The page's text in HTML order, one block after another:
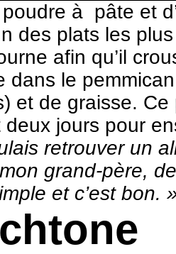
à pâte et
des plats les
afin qu’il
le
et de graisse.
jours pour
retrouver un
grand-père,
et c’est bon.